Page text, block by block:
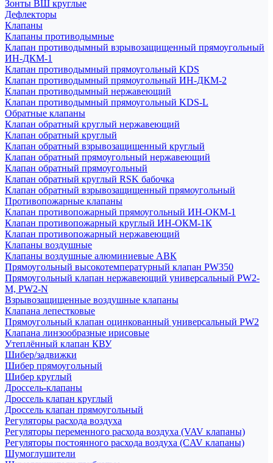
Зонты ВШ круглые
Дефлекторы
Клапаны
Клапаны противодымные
Клапан противодымный взрывозащищенный прямоугольный
ИН-ДКМ-1
Клапан противодымный прямоугольный KDS
Клапан противодымный прямоугольный ИН-ДКМ-2
Клапан противодымный нержавеющий
Клапан противодымный прямоугольный KDS-L
Обратные клапаны
Клапан обратный круглый нержавеющий
Клапан обратный круглый
Клапан обратный взрывозащищенный круглый
Клапан обратный прямоугольный нержавеющий
Клапан обратный прямоугольный
Клапан обратный круглый RSK бабочка
Клапан обратный взрывозащищенный прямоугольный
Противопожарные клапаны
Клапан противопожарный прямоугольный ИН-ОКМ-1
Клапан противопожарный круглый ИН-ОКМ-1К
Клапан противопожарный нержавеющий
Клапаны воздушные
Клапаны воздушные алюминиевые АВК
Прямоугольный высокотемпературный клапан PW350
Прямоугольный клапан нержавеющий универсальный PW2-
M, PW2-N
Взрывозащищенные воздушные клапаны
Клапана лепестковые
Прямоугольный клапан оцинкованный универсальный PW2
Клапана линзообразные ирисовые
Утеплённый клапан КВУ
Шибер/задвижки
Шибер прямоугольный
Шибер круглый
Дроссель-клапаны
Дроссель клапан круглый
Дроссель клапан прямоугольный
Регуляторы расхода воздуха
Регуляторы переменного расхода воздуха (VAV клапаны)
Регуляторы постоянного расхода воздуха (CAV клапаны)
Шумоглушители